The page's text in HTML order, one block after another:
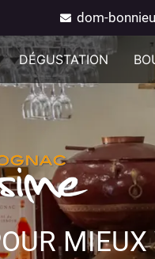
dom-
DÉGUSTATION
MIEUX